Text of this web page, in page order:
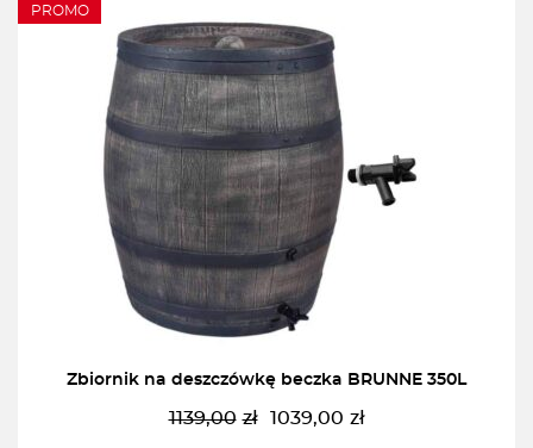
PROMO
Zbiornik na deszczówkę beczka BRUNNE 350L
1139,00 zł
Pierwotna
1039,00 zł
Aktualna